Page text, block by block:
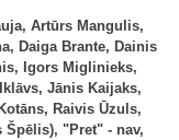
Artūrs Mangulis,
Daiga Brante, Dainis
Igors Miglinieks,
Jānis Kaijaks,
Raivis Ūzuls,
Špēlis), "Pret" - nav,